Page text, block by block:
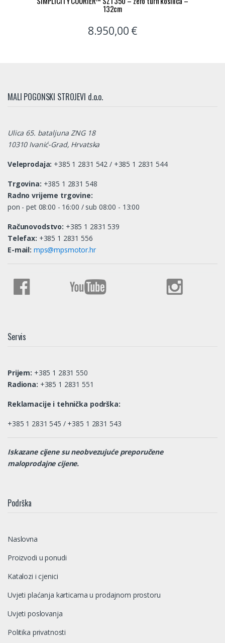
132cm
8.950,00 €
MALI POGONSKI STROJEVI d.o.o.
Ulica 65. bataljuna ZNG 18
10310 Ivanić-Grad, Hrvatska
Veleprodaja: +385 1 2831 542 / +385 1 2831 544
Trgovina: +385 1 2831 548
Radno vrijeme trgovine:
pon - pet 08:00 - 16:00 / sub 08:00 - 13:00
Računovodstvo: +385 1 2831 539
Telefax: +385 1 2831 556
E-mail: mps@mpsmotor.hr
Servis
Prijem: +385 1 2831 550
Radiona: +385 1 2831 551
Reklamacije i tehnička podrška:
+385 1 2831 545 / +385 1 2831 543
Iskazane cijene su neobvezujuće preporučene
maloprodajne cijene.
Podrška
Naslovna
Proizvodi u ponudi
Katalozi i cjenici
Uvjeti plaćanja karticama u prodajnom prostoru
Uvjeti poslovanja
Politika privatnosti